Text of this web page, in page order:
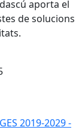
aporta el
de solucions
2019-2029 -